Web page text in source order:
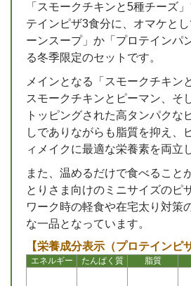
「スモークチキンと5種チーズ
テインピザ3食分に、オマケと
ーンスープ」か「プロテインパ
る冬季限定のセットです。
メインとなる「スモークチキン
スモークチキンとピーマン、そ
トッピングされた高タンパクな
しでありながらも脂質を抑え、
ィメイクに最適な栄養素を両立
また、温めるだけで食べること
とりさま向けのミニサイズのピ
ワーク時の軽食や在宅太り対策
な一品となっています。
【栄養成分表示（プロテインピ
エネルギー たんぱく質 脂質